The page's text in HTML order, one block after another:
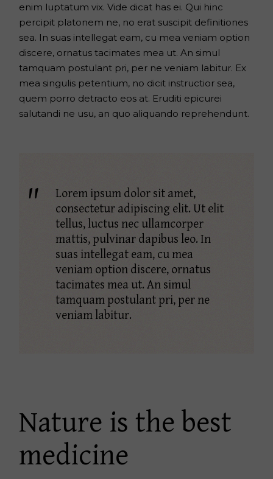
enim luptatum vix. Vide dicat has ei. Qui hinc
percipit platonem ne, no erat suscipit definitiones
sea. In suas intellegat eam, cu mea veniam option
discere, ornatus tacimates mea ut. An simul
tamquam postulant pri, per ne veniam labitur. Ex
mea singulis petentium, no dicit instructior sea,
quem porro detracto eos at. Eruditi epicurei
salutandi ne usu, an quo aliquando reprehendunt.
Lorem ipsum dolor sit amet,
consectetur adipiscing elit. Ut elit
tellus, luctus nec ullamcorper
mattis, pulvinar dapibus leo. In
suas intellegat eam, cu mea
veniam option discere, ornatus
tacimates mea ut. An simul
tamquam postulant pri, per ne
veniam labitur.
Nature is the best
medicine